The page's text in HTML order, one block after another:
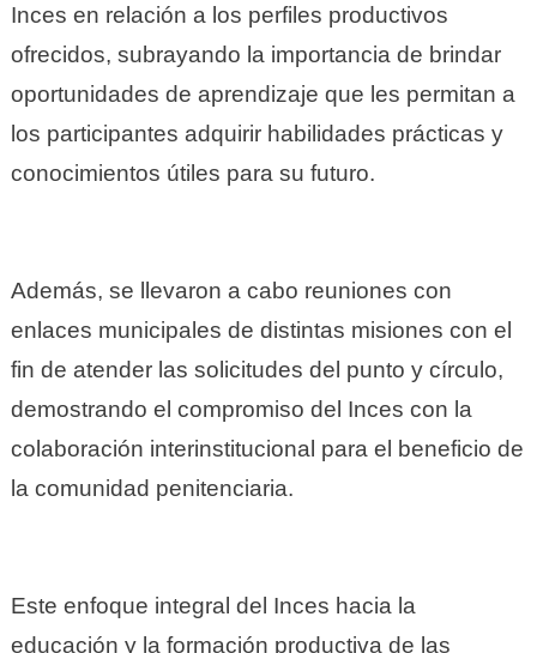
Inces en relación a los perfiles productivos
ofrecidos, subrayando la importancia de brindar
oportunidades de aprendizaje que les permitan a
los participantes adquirir habilidades prácticas y
conocimientos útiles para su futuro.
Además, se llevaron a cabo reuniones con
enlaces municipales de distintas misiones con el
fin de atender las solicitudes del punto y círculo,
demostrando el compromiso del Inces con la
colaboración interinstitucional para el beneficio de
la comunidad penitenciaria.
Este enfoque integral del Inces hacia la
educación y la formación productiva de las